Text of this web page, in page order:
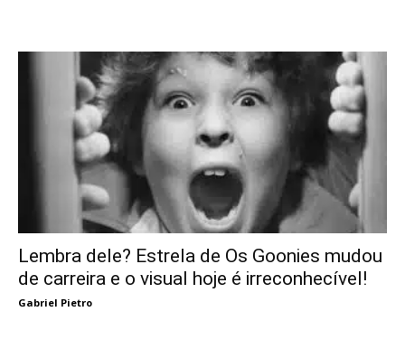
Lembra dele? Estrela de Os Goonies mudou
de carreira e o visual hoje é irreconhecível!
Gabriel Pietro